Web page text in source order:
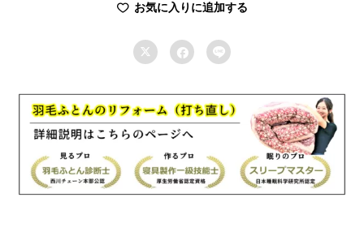
ー
セ
ダ
ブ
170×210cm
羽
お気に入りに追加する
  